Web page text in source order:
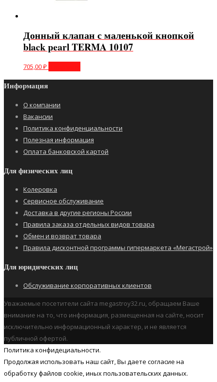
Донный клапан с маленькой кнопкой
black pearl TERMA 10107
705,00₽
Информация
О компании
Вакансии
Политика конфиденциальности
Полезная информация
Оплата банковской картой
Для физических лиц
Колеровка
Сервисное обслуживание
Доставка в другие регионы России
Правила заказа отдельных видов товара
Обмен и возврат товара
Правила дисконтной программы гипермаркета «Мегастрой»
Для юридических лиц
Обслуживание корпоративных клиентов
Уважаемые посетители сайта megastroy32.ru, обращаем Ваше
внимание на то, что информация, размещенная на сайте, носит
исключительно информационный характер, и не является
публичной офертой.
Политика конфидециальности.
Продолжая использовать наш cайт, Вы даете согласие на
обработку файлов cookie, иных пользовательских данных.